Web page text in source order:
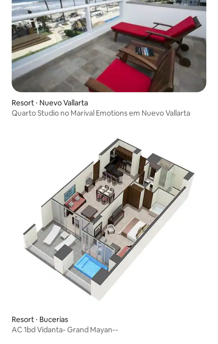
Resort ⋅ Nuevo Vallarta
Quarto Studio no Marival Emotions em Nuevo Vallarta
Resort ⋅ Bucerías
AC 1bd Vidanta- Grand Mayan--